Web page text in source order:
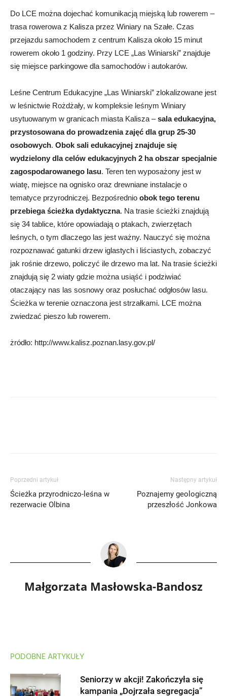
Do LCE można dojechać komunikacją miejską lub rowerem –
trasa rowerowa z Kalisza przez Winiary na Szałe. Czas
przejazdu samochodem z centrum Kalisza około 15 minut
rowerem około 1 godziny. Przy LCE „Las Winiarski” znajduje
się miejsce parkingowe dla samochodów i autokarów.
Leśne Centrum Edukacyjne „Las Winiarski” zlokalizowane jest
w leśnictwie Rożdżały, w kompleksie leśnym Winiary
usytuowanym w granicach miasta Kalisza –sala edukacyjna,
przystosowana do prowadzenia zajęć dla grup 25-30
osobowych. Obok sali edukacyjnej znajduje się
wydzielony dla celów edukacyjnych 2 ha obszar specjalnie
zagospodarowanego lasu. Teren ten wyposażony jest w
wiatę, miejsce na ognisko oraz drewniane instalacje o
tematyce przyrodniczej. Bezpośrednio obok tego terenu
przebiega ścieżka dydaktyczna. Na trasie ścieżki znajdują
się 34 tablice, które opowiadają o ptakach, zwierzętach
leśnych, o tym dlaczego las jest ważny. Nauczyć się można
rozpoznawać gatunki drzew iglastych i liściastych, zobaczyć
jak rośnie drzewo, policzyć ile drzewo ma lat. Na trasie ścieżki
znajdują się 2 wiaty gdzie można usiąść i podziwiać
otaczający nas las sosnowy oraz posłuchać odgłosów lasu.
Ścieżka w terenie oznaczona jest strzałkami. LCE można
zwiedzać pieszo lub rowerem.
żródło: http://www.kalisz.poznan.lasy.gov.pl/
Poprzedni artykuł
Ścieżka przyrodniczo-leśna w
rezerwacie Olbina
Następny artykuł
Poznajemy geologiczną
przeszłość Jonkowa
Małgorzata Masłowska-Bandosz
PODOBNE ARTYKUŁY
Seniorzy w akcji! Zakończyła się
kampania „Dojrzała segregacja”